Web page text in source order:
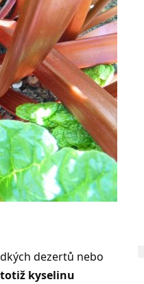
dezertů nebo
kyselinu